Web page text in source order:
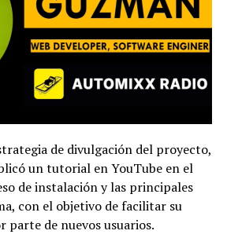
de divulgación del proyecto,
un tutorial en YouTube en el
de instalación y las principales
con el objetivo de facilitar su
de nuevos usuarios.